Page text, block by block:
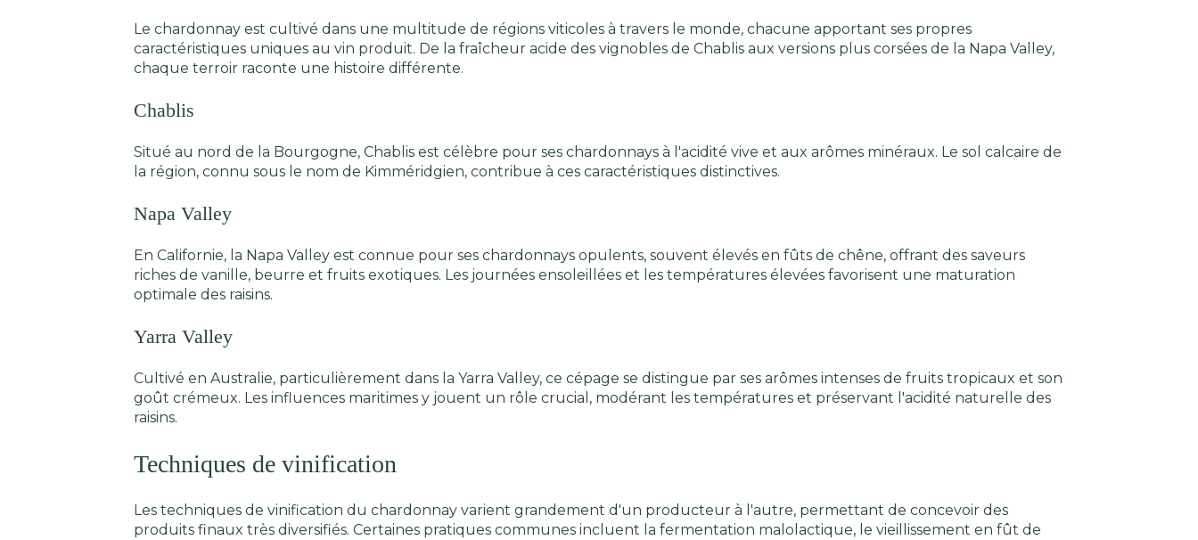
Le chardonnay est cultivé dans une multitude de régions viticoles à travers le monde, chacune apportant ses propres
caractéristiques uniques au vin produit. De la fraîcheur acide des vignobles de Chablis aux versions plus corsées de la Napa Valley,
chaque terroir raconte une histoire différente.
Chablis
Situé au nord de la Bourgogne, Chablis est célèbre pour ses chardonnays à l'acidité vive et aux arômes minéraux. Le sol calcaire de
la région, connu sous le nom de Kimméridgien, contribue à ces caractéristiques distinctives.
Napa Valley
En Californie, la Napa Valley est connue pour ses chardonnays opulents, souvent élevés en fûts de chêne, offrant des saveurs
riches de vanille, beurre et fruits exotiques. Les journées ensoleillées et les températures élevées favorisent une maturation
optimale des raisins.
Yarra Valley
Cultivé en Australie, particulièrement dans la Yarra Valley, ce cépage se distingue par ses arômes intenses de fruits tropicaux et son
goût crémeux. Les influences maritimes y jouent un rôle crucial, modérant les températures et préservant l'acidité naturelle des
raisins.
Techniques de vinification
Les techniques de vinification du chardonnay varient grandement d'un producteur à l'autre, permettant de concevoir des
produits finaux très diversifiés. Certaines pratiques communes incluent la fermentation malolactique, le vieillissement en fût de